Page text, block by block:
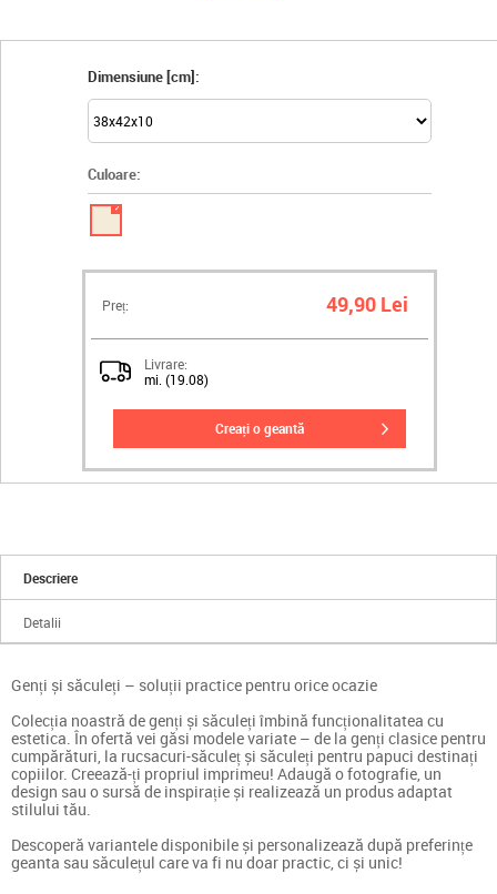
Dimensiune [cm]:
Culoare:
✓
Preț: 49,90 Lei
Livrare:
mi. (19.08)
creați o geantă
Descriere
Detalii
Genți și săculeți – soluții practice pentru orice ocazie
Colecția noastră de genți și săculeți îmbină funcționalitatea cu
estetica. În ofertă vei găsi modele variate – de la genți clasice pentru
cumpărături, la rucsacuri-săculeț și săculeți pentru papuci destinați
copiilor. Creează-ți propriul imprimeu! Adaugă o fotografie, un
design sau o sursă de inspirație și realizează un produs adaptat
stilului tău.
Descoperă variantele disponibile și personalizează după preferințe
geanta sau săculețul care va fi nu doar practic, ci și unic!